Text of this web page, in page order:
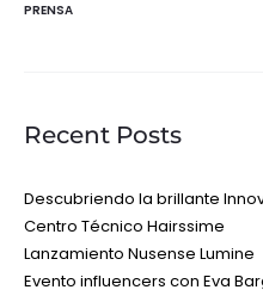
PRENSA
Recent Posts
Descubriendo la brillante
Centro Técnico Hairssime
Lanzamiento Nusense Lumine
Evento influencers con Eva